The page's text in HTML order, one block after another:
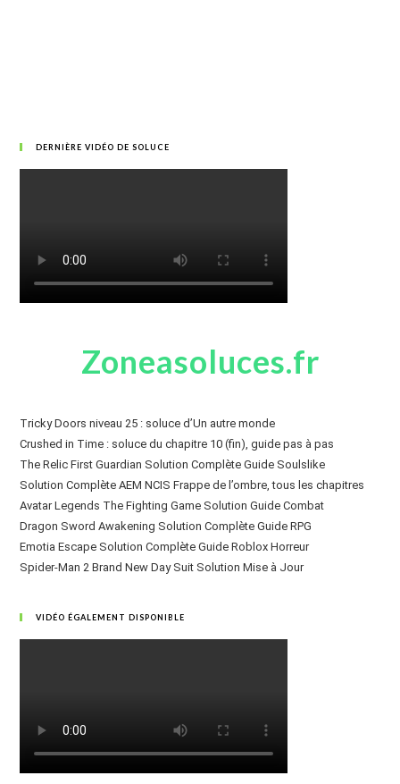
DERNIÈRE VIDÉO DE SOLUCE
Zoneasoluces.fr
Tricky Doors niveau 25 : soluce d’Un autre monde
Crushed in Time : soluce du chapitre 10 (fin), guide pas à pas
The Relic First Guardian Solution Complète Guide Soulslike
Solution Complète AEM NCIS Frappe de l’ombre, tous les chapitres
Avatar Legends The Fighting Game Solution Guide Combat
Dragon Sword Awakening Solution Complète Guide RPG
Emotia Escape Solution Complète Guide Roblox Horreur
Spider-Man 2 Brand New Day Suit Solution Mise à Jour
VIDÉO ÉGALEMENT DISPONIBLE